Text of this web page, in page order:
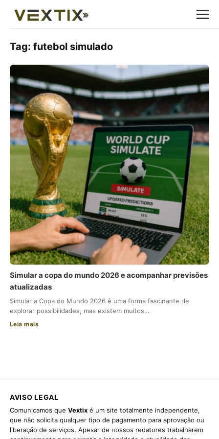
Tag: futebol simulado
Simular a copa do mundo 2026 e acompanhar previsões
atualizadas
Simular a Copa do Mundo 2026 é uma forma fascinante de
explorar possibilidades, mas existem muitos…
Leia mais
AVISO LEGAL
Comunicamos que Vextix é um site totalmente independente,
que não solicita qualquer tipo de pagamento para aprovação ou
liberação de serviços. Apesar de nossos redatores trabalharem